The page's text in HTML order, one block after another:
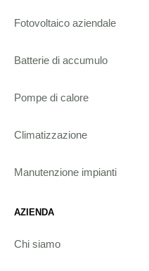
Fotovoltaico aziendale
Batterie di accumulo
Pompe di calore
Climatizzazione
Manutenzione impianti
AZIENDA
Chi siamo